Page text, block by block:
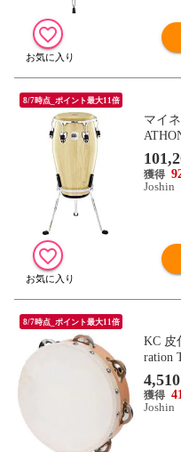
8/7時点_ポイント最大11倍
マイ
CH 【
Joshin
8/7時点_ポイント最大11倍
KC 皮
ration
4,510
Joshin